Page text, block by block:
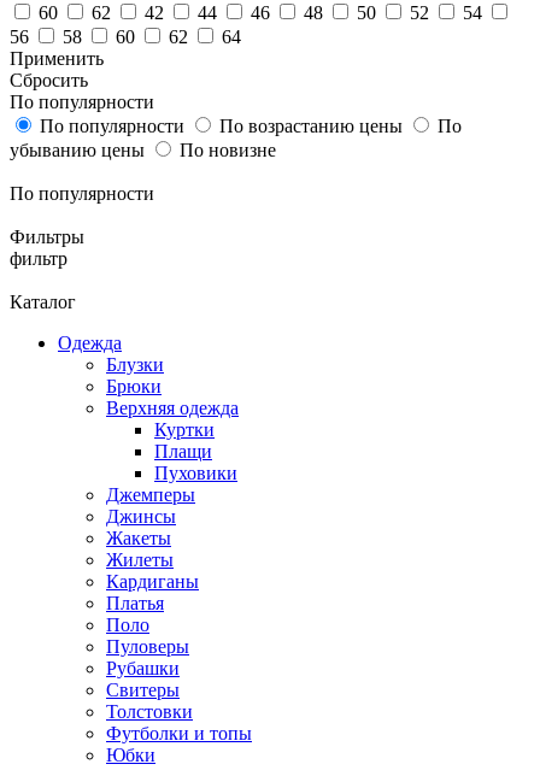
60
62 42 44 46 48 50 52
54
56
58 60 62
64
Применить
Cбросить
По популярности
По популярности
По возрастанию цены
По
убыванию цены
По новизне
По популярности
Фильтры
фильтр
Каталог
Одежда
Блузки
Брюки
Верхняя одежда
Куртки
Плащи
Пуховики
Джемперы
Джинсы
Жакеты
Жилеты
Кардиганы
Платья
Поло
Пуловеры
Рубашки
Свитеры
Толстовки
Футболки и топы
Юбки